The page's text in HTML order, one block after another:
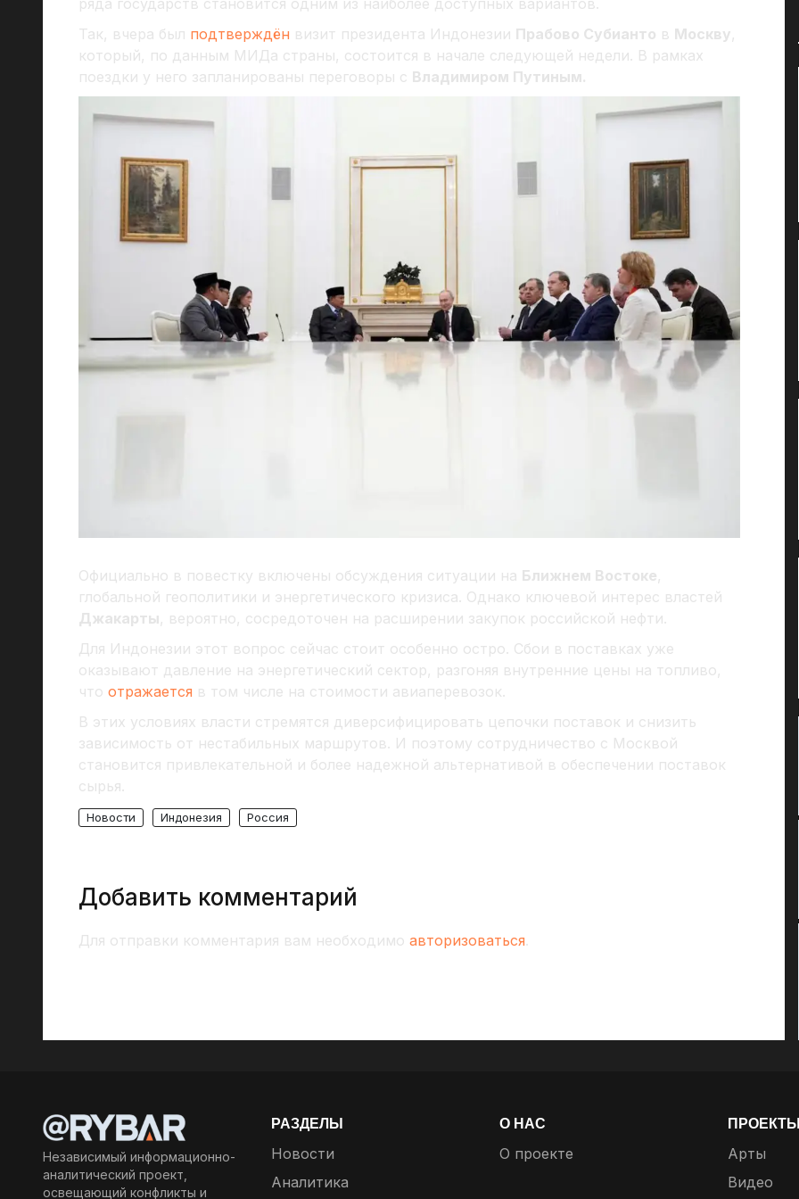
ряда государств становится одним из наиболее доступных вариантов.
Так, вчера был подтверждён визит президента Индонезии Прабово Субианто в Москву,
который, по данным МИДа страны, состоится в начале следующей недели. В рамках
поездки у него запланированы переговоры с Владимиром Путиным.
Официально в повестку включены обсуждения ситуации на Ближнем Востоке,
глобальной геополитики и энергетического кризиса. Однако ключевой интерес властей
Джакарты, вероятно, сосредоточен на расширении закупок российской нефти.
Для Индонезии этот вопрос сейчас стоит особенно остро. Сбои в поставках уже
оказывают давление на энергетический сектор, разгоняя внутренние цены на топливо,
что отражается в том числе на стоимости авиаперевозок.
В этих условиях власти стремятся диверсифицировать цепочки поставок и снизить
зависимость от нестабильных маршрутов. И поэтому сотрудничество с Москвой
становится привлекательной и более надежной альтернативой в обеспечении поставок
сырья.
Новости Индонезия Россия
Добавить комментарий
Для отправки комментария вам необходимо авторизоваться.
Независимый информационно-
аналитический проект,
освещающий конфликты и
РАЗДЕЛЫ
Новости
Аналитика
О НАС
О проекте
ПРОЕКТЫ
Арты
Видео